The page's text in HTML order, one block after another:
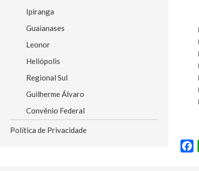
Ipiranga
Guaianases
Leonor
Heliópolis
Regional Sul
Guilherme Álvaro
Convênio Federal
Política de Privacidade